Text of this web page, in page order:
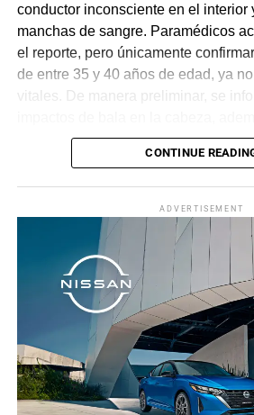
conductor inconsciente en el interior
manchas de sangre. Paramédicos
el reporte, pero únicamente
de entre 35 y 40 años de edad, ya
vitales. De manera preliminar, se
puerta del lado del conductor.
realizaron las diligencias
levantamiento del cuerpo. Hasta el
cuenta con información sobre los
fue trasladado al Servicio Médico
ser identificado, en tanto continúan
CONTINUE
ADVERTISEMENT